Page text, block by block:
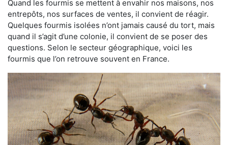
Quand les fourmis se mettent à envahir nos maisons, nos
entrepôts, nos surfaces de ventes, il convient de réagir.
Quelques fourmis isolées n’ont jamais causé du tort, mais
quand il s’agit d’une colonie, il convient de se poser des
questions. Selon le secteur géographique, voici les
fourmis que l’on retrouve souvent en France.